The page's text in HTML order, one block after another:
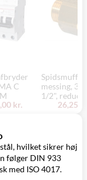
C
kr.
Spidsmuffe,
messing, 3/
1/2",
26,25
hvilket sikrer høj
følger DIN 933
med ISO 4017.